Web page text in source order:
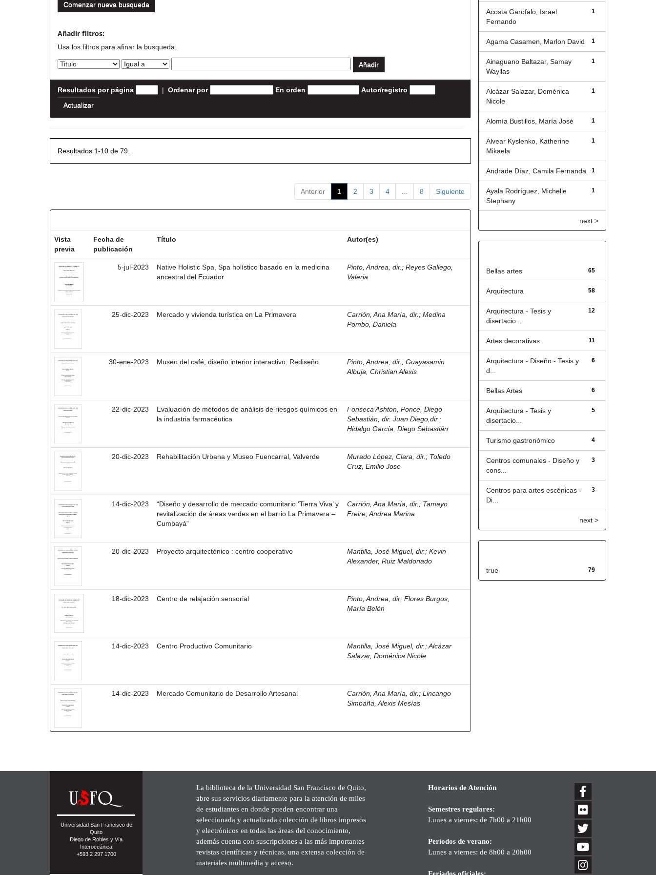
Comenzar nueva busqueda
Añadir filtros:
Usa los filtros para afinar la busqueda.
Resultados por página | Ordenar por En orden Autor/registro
Resultados 1-10 de 79.
Anterior 1 2 3 4 8 Siguiente
Vista
previa
Fecha de
publicación
Título Autor(es)
5-jul-2023
Native Holistic Spa, Spa holístico basado en la medicina
ancestral del Ecuador
Pinto, Andrea, dir. ;Reyes Gallego,
Valeria
25-dic-2023 Mercado y vivienda turística en La Primavera Carrión, Ana María, dir. ;Medina
Pombo, Daniela
30-ene-2023 Museo del café, diseño interior interactivo: Rediseño Pinto, Andrea, dir. ;Guayasamin
Albuja, Christian Alexis
22-dic-2023
Evaluación de métodos de análisis de riesgos químicos en
la industria farmacéutica
Fonseca Ashton, Ponce, Diego
Sebastián, dir. Juan Diego,dir. ;
Hidalgo García, Diego Sebastián
20-dic-2023 Rehabilitación Urbana y Museo Fuencarral, Valverde Murado López, Clara, dir. ; Toledo
Cruz, Emilio Jose
14-dic-2023
“Diseño y desarrollo de mercado comunitario ‘Tierra Viva’ y
revitalización de áreas verdes en el barrio La Primavera –
Cumbayá”
Carrión, Ana María, dir. ; Tamayo
Freire, Andrea Marina
20-dic-2023 Proyecto arquitectónico : centro cooperativo Mantilla, José Miguel, dir. ;Kevin
Alexander, Ruiz Maldonado
18-dic-2023 Centro de relajación sensorial Pinto, Andrea, dir;Flores Burgos,
María Belén
14-dic-2023 Centro Productivo Comunitario Mantilla, José Miguel, dir. ;Alcázar
Salazar, Doménica Nicole
14-dic-2023 Mercado Comunitario de Desarrollo Artesanal Carrión, Ana María, dir. ;Lincango
Simbaña, Alexis Mesías
1
Acosta Garofalo, Israel
Fernando
1
Agama Casamen, Marlon David
1
Ainaguano Baltazar, Samay
Wayllas
1
Alcázar Salazar, Doménica
Nicole
1
Alomía Bustillos, María José
1
Alvear Kyslenko, Katherine
Mikaela
1
Andrade Díaz, Camila Fernanda
1
Ayala Rodríguez, Michelle
Stephany
next >
65
Bellas artes
58
Arquitectura
12
Arquitectura - Tesis y
disertacio...
11
Artes decorativas
6
Arquitectura - Diseño - Tesis y
d...
6
Bellas Artes
5
Arquitectura - Tesis y
disertacio...
4
Turismo gastronómico
3
Centros comunales - Diseño y
cons...
3
Centros para artes escénicas -
Di...
next >
79
true
Universidad San Francisco de
Quito
Diego de Robles y Vía
Interoceánica
+593 2 297 1700
La biblioteca de la Universidad San Francisco de Quito,
abre sus servicios diariamente para la atención de miles
de estudiantes en donde pueden encontrar una
seleccionada y actualizada colección de libros impresos
y electrónicos en todas las áreas del conocimiento,
además cuenta con suscripciones a las más importantes
revistas científicas y técnicas, una extensa colección de
materiales multimedia y acceso.
Horarios de Atención
Semestres regulares:
Lunes a viernes: de 7h00 a 21h00
Períodos de verano:
Lunes a viernes: de 8h00 a 20h00
Feriados oficiales: